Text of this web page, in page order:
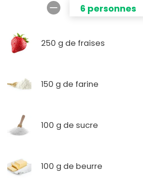
6 personnes
250 g de fraises
150 g de farine
100 g de sucre
100 g de beurre